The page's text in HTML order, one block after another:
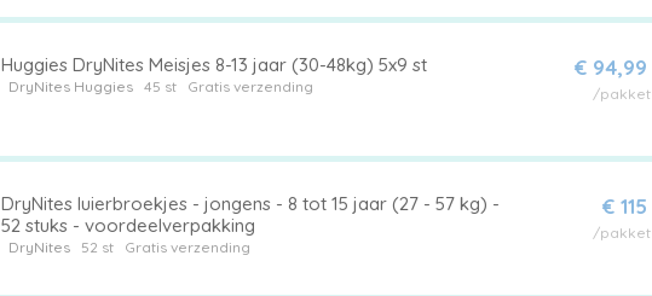
Huggies DryNites Meisjes 8-13 jaar (30-48kg) 5x9 st
DryNites Huggies45 st Gratis verzending
€ 94,99
/pakket
DryNites luierbroekjes - jongens - 8 tot 15 jaar (27 - 57 kg) -
52 stuks - voordeelverpakking
DryNites52 st Gratis verzending
€ 115
/pakket